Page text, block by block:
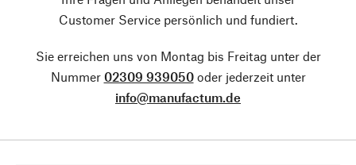
Customer Service persönlich und fundiert.
Sie erreichen uns von Montag bis Freitag unter der
Nummer 02309 939050oder jederzeit unter
info@manufactum.de